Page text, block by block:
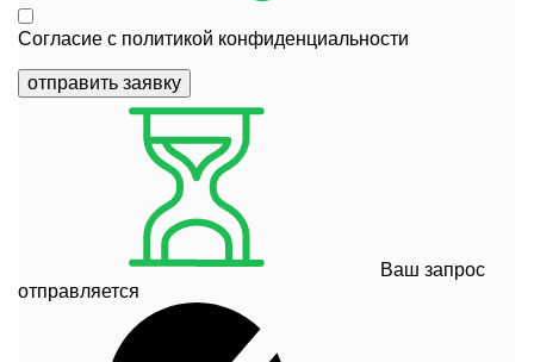
Согласие с политикой конфиденциальности
отправить заявку
Ваш запрос
отправляется